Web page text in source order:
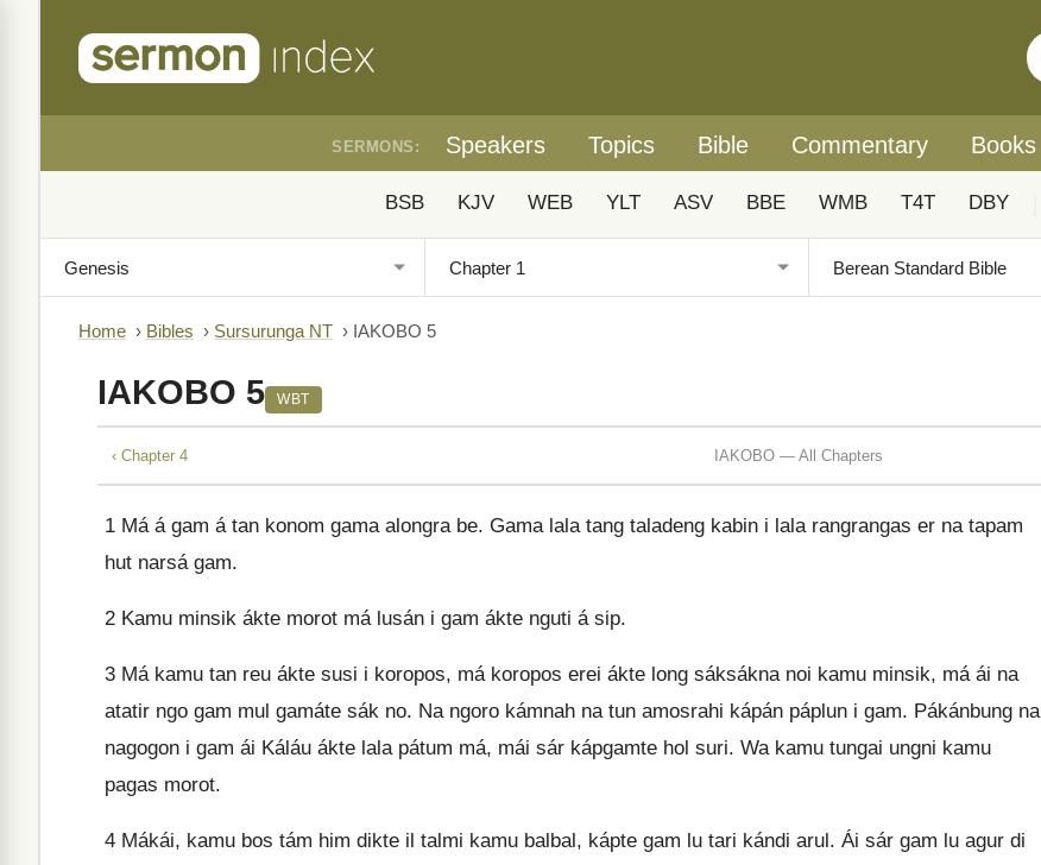
SERMONS: Speakers Topics Bible Commentary Books
BSB KJV WEB YLT ASV BBE WMB T4T DBY
Home › Bibles › Sursurunga NT › IAKOBO 5
IAKOBO 5 WBT
‹ Chapter 4 IAKOBO — All Chapters
1 Má á gam á tan konom gama alongra be. Gama lala tang taladeng kabin i lala rangrangas er na tapam
hut narsá gam.
2 Kamu minsik ákte morot má lusán i gam ákte nguti á sip.
3 Má kamu tan reu ákte susi i koropos, má koropos erei ákte long sáksákna noi kamu minsik, má ái na
atatir ngo gam mul gamáte sák no. Na ngoro kámnah na tun amosrahi kápán páplun i gam. Pákánbung na
nagogon i gam ái Káláu ákte lala pátum má, mái sár kápgamte hol suri. Wa kamu tungai ungni kamu
pagas morot.
4 Mákái, kamu bos tám him dikte il talmi kamu balbal, kápte gam lu tari kándi arul. Ái sár gam lu agur di